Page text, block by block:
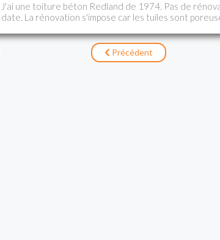
J'ai une toiture béton Redland de 1974. Pas de
date. La rénovation s'impose car les tuiles sont
passées pour des devis : nettoyage HP pour certains
d'autres basse pression. Hydrofuge + peinture pour
d'autres. Que choisir? Haute pression ou non ?
Précédent